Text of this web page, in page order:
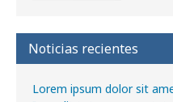
Noticias recientes
Lorem ipsum dolor sit